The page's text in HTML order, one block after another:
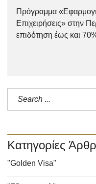
Πρόγραμμα
Επιχειρήσεις» στην
επιδότηση έως και
Κατηγορίες
"Golden Visa"